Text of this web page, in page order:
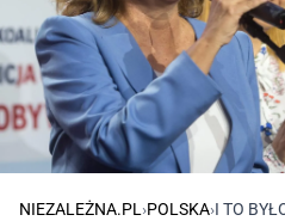
NIEZALEŻNA.PL›POLSKA›I TO